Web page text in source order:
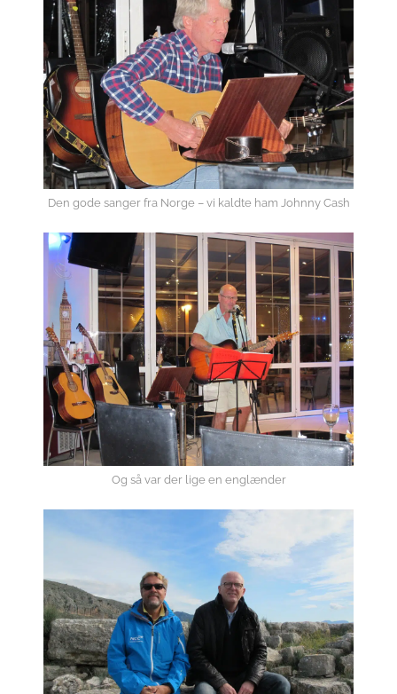
Den gode sanger fra Norge – vi kaldte ham Johnny Cash
Og så var der lige en englænder